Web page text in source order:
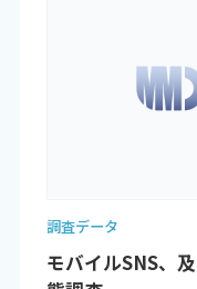
調査データ
モバイルSNS、